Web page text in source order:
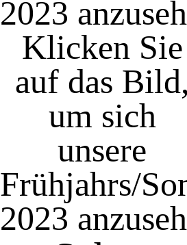
2023
Klicken Sie
auf das Bild,
um sich
unsere
Frühjahrs/
2023